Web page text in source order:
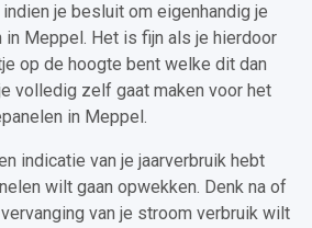
je besluit om eigenhandig je
Meppel. Het is fijn als je hierdoor
op de hoogte bent welke dit dan
volledig zelf gaat maken voor het
in Meppel.
indicatie van je jaarverbruik hebt
wilt gaan opwekken. Denk na of
van je stroom verbruik wilt